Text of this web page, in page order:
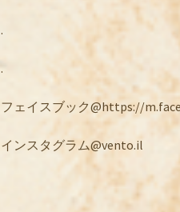
.
.
フェイスブック@https://
インスタグラム@vento.il